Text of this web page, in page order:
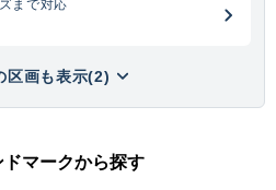
まで対応
区画も表示(2)
ドマークから探す